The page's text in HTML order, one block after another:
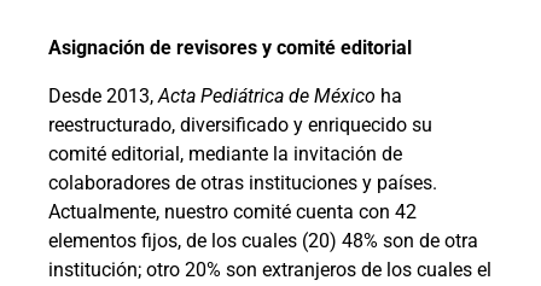
Asignación de revisores y comité editorial
Desde 2013,Acta Pediátrica de México ha
reestructurado, diversificado y enriquecido su
comité editorial, mediante la invitación de
colaboradores de otras instituciones y países.
Actualmente, nuestro comité cuenta con 42
elementos fijos, de los cuales (20) 48% son de otra
institución; otro 20% son extranjeros de los cuales el